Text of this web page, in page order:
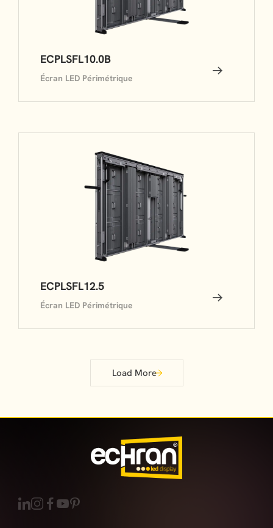
ECPLSFL10.0B
Écran LED Périmétrique
ECPLSFL12.5
Écran LED Périmétrique
Load More